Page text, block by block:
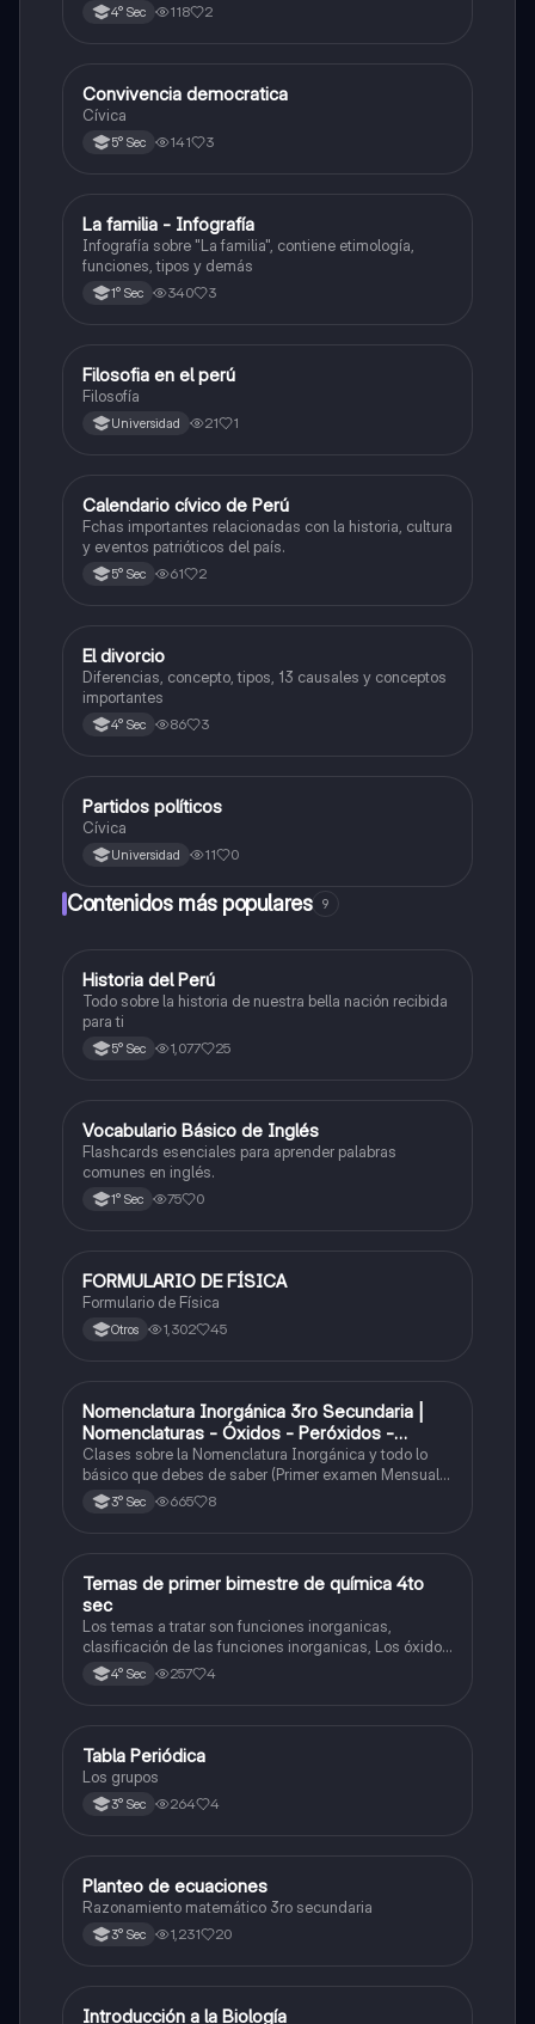
4° Sec 118 2
Desarrollo Personal, Ciudadanía y Cívica
Convivencia democratica
Cívica
5° Sec 141 3
Desarrollo Personal, Ciudadanía y Cívica
La familia - Infografía
Infografía sobre "La familia", contiene etimología,
funciones, tipos y demás
1° Sec 340 3
Desarrollo Personal, Ciudadanía y Cívica
Filosofia en el perú
Filosofía
Universidad 21 1
Desarrollo Personal, Ciudadanía y Cívica
Calendario cívico de Perú
Fchas importantes relacionadas con la historia, cultura
y eventos patrióticos del país.
5° Sec 61 2
Desarrollo Personal, Ciudadanía y Cívica
El divorcio
Diferencias, concepto, tipos, 13 causales y conceptos
importantes
4° Sec 86 3
Desarrollo Personal, Ciudadanía y Cívica
Partidos políticos
Cívica
Universidad 11 0
Contenidos más populares 9
Ciencias Sociales
Historia del Perú
Todo sobre la historia de nuestra bella nación recibida
para ti
5° Sec 1,077 25
VInglés
Vocabulario Básico de Inglés
Flashcards esenciales para aprender palabras
comunes en inglés.
1° Sec 75 0
Física
FORMULARIO DE FÍSICA
Formulario de Física
Otros 1,302 45
Química
Nomenclatura Inorgánica 3ro Secundaria |
Nomenclaturas - Óxidos - Peróxidos -
Hidróxido o Bases
Clases sobre la Nomenclatura Inorgánica y todo lo
básico que debes de saber (Primer examen Mensual
2025)3° Sec 665 8
Química
Temas de primer bimestre de química 4to
sec
Los temas a tratar son funciones inorganicas,
clasificación de las funciones inorganicas, Los óxidos
y los óxidos ácidos
4° Sec 257 4
Química
Tabla Periódica
Los grupos
3° Sec 264 4
Matemáticas
Planteo de ecuaciones
Razonamiento matemático 3ro secundaria
3° Sec 1,231 20
Biología
Introducción a la Biología